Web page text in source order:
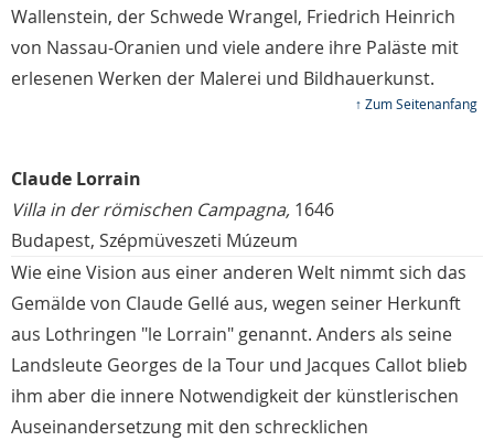
Wallenstein, der Schwede Wrangel, Friedrich Heinrich
von Nassau-Oranien und viele andere ihre Paläste mit
erlesenen Werken der Malerei und Bildhauerkunst.
↑ Zum Seitenanfang
Claude Lorrain
Villa in der römischen Campagna, 1646
Budapest, Szépmüveszeti Múzeum
Wie eine Vision aus einer anderen Welt nimmt sich das
Gemälde von Claude Gellé aus, wegen seiner Herkunft
aus Lothringen "le Lorrain" genannt. Anders als seine
Landsleute Georges de la Tour und Jacques Callot blieb
ihm aber die innere Notwendigkeit der künstlerischen
Auseinandersetzung mit den schrecklichen